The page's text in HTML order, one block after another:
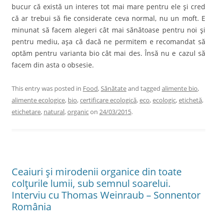
bucur că există un interes tot mai mare pentru ele şi cred
că ar trebui să fie considerate ceva normal, nu un moft. E
minunat să facem alegeri cât mai sănătoase pentru noi şi
pentru mediu, aşa că dacă ne permitem e recomandat să
optăm pentru varianta bio cât mai des. Însă nu e cazul să
facem din asta o obsesie.
This entry was posted in Food,Sănătateand tagged alimente bio,
alimente ecologice, bio,certificare ecologică,eco,ecologic,etichetă,
etichetare, natural,organicon 24/03/2015.
Ceaiuri şi mirodenii organice din toate
colţurile lumii, sub semnul soarelui.
Interviu cu Thomas Weinraub – Sonnentor
România